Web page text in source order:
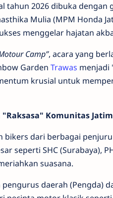
tahun 2026 dibuka
Mulia (MPM Honda
menggelar hajatan
Camp”, acara yang
Garden Trawas menjadi
krusial untuk
Komunitas Jatim
bikers dari berbagai
seperti SHC (Surabaya),
suasana.
pengurus daerah (Pengda)